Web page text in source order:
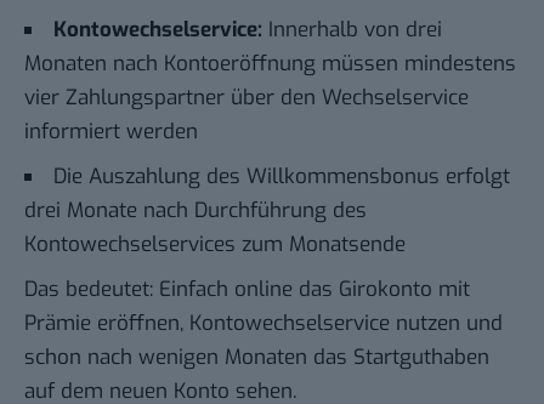
Kontowechselservice: Innerhalb von drei
Monaten nach Kontoeröffnung müssen mindestens
vier Zahlungspartner über den Wechselservice
informiert werden
Die Auszahlung des Willkommensbonus erfolgt
drei Monate nach Durchführung des
Kontowechselservices zum Monatsende
Das bedeutet: Einfach online das Girokonto mit
Prämie eröffnen, Kontowechselservice nutzen und
schon nach wenigen Monaten das Startguthaben
auf dem neuen Konto sehen.